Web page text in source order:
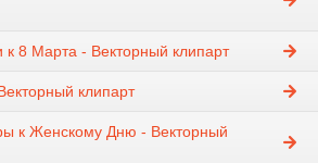
8 Марта - Векторный клипарт
клипарт
к Женскому Дню - Векторный